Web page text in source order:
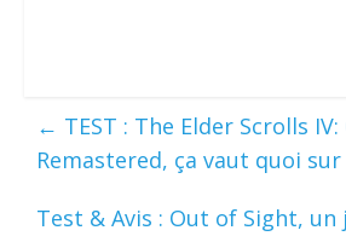
← TEST : The Elder Scrolls
Remastered, ça vaut quoi sur
Test & Avis : Out of Sight, un